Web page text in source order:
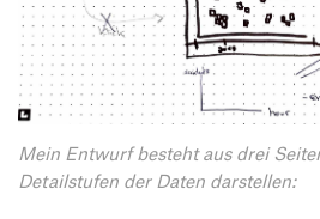
Mein Entwurf besteht aus drei
Detailstufen der Daten darstellen: